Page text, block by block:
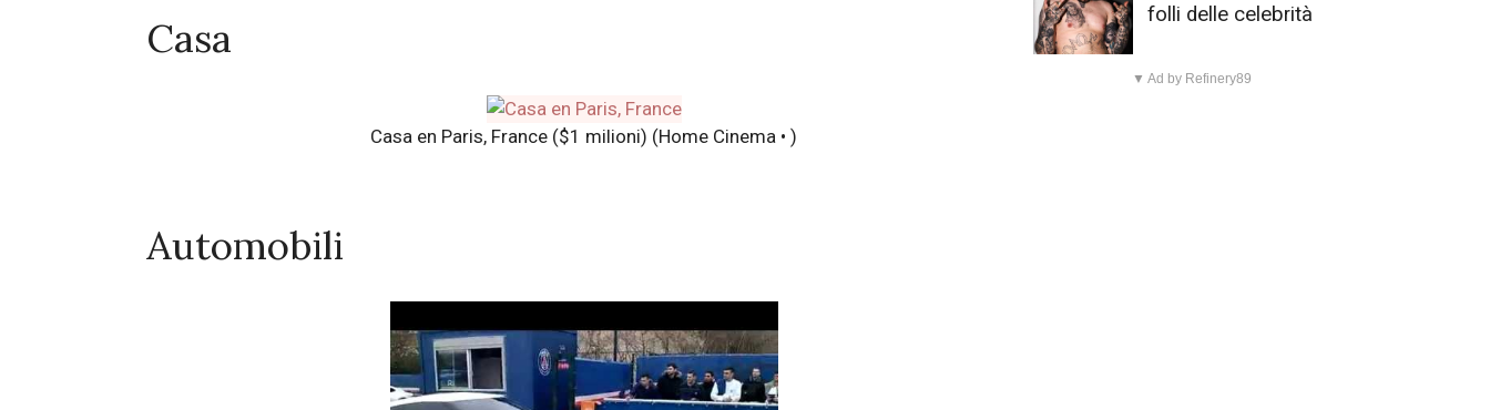
Casa
Casa en Paris, France ($1 milioni) (Home Cinema • )
Automobili
folli delle celebrità
▼ Ad by Refinery89